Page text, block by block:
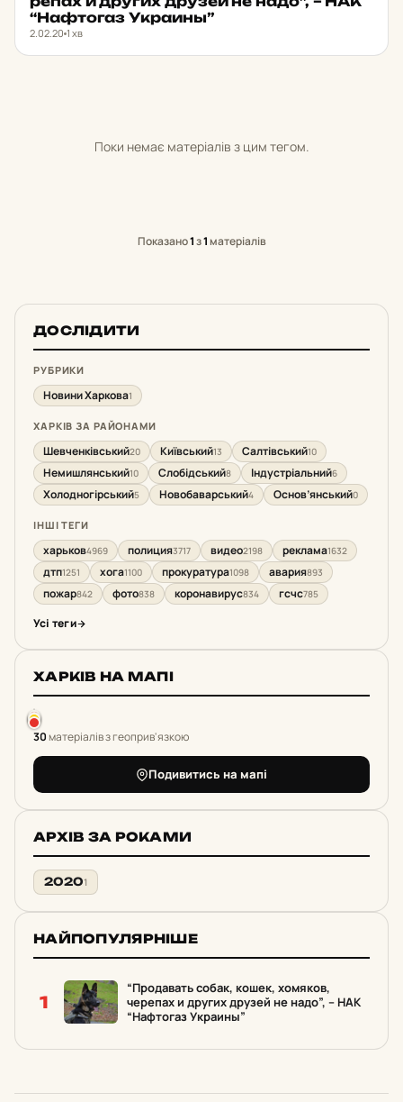
“Наф­то­газ Ук­ра­ины”
2.02.20 1 хв
Поки немає матеріалів з цим тегом.
Показано1з1матеріалів
ДОСЛІДИТИ
РУБРИКИ
Новини Харкова1
ХАРКІВ ЗА РАЙОНАМИ
Шевченківський20 Київський13 Салтівський10
Немишлянський10 Слобідський8 Індустріальний6
Холодногірський5 Новобаварський4 Основ’янський0
ІНШІ ТЕГИ
харьков4969 полиция3717 видео2198 реклама1632
дтп1251 хога1100 прокуратура1098 авария893
пожар842 фото838 коронавирус834 гсчс785
Усі теги
ХАРКІВ НА МАПІ
30матеріалів з геоприв'язкою
Подивитись на мапі
АРХІВ ЗА РОКАМИ
20201
НАЙПОПУЛЯРНІШЕ
1
“Продавать собак, кошек, хомяков,
черепах и других друзей не надо”, – НАК
“Нафтогаз Украины”